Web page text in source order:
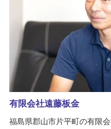
有限会社遠藤板金
福島県郡山市片平町の有限